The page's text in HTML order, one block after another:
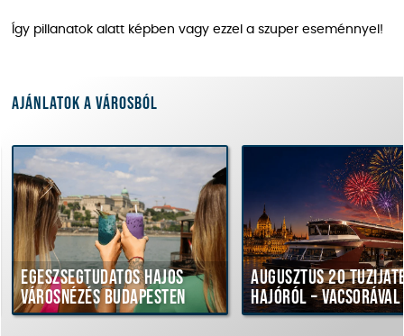
Így pillanatok alatt képben vagy ezzel a szuper eseménnyel!
Ajánlatok a városból
Egészségtudatos hajós
városnézés Budapesten
Augusztus 20
hajóról – vacsorával